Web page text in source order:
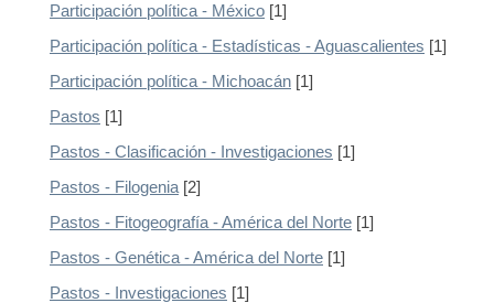
Participación política - México [1]
Participación política - Estadísticas - Aguascalientes [1]
Participación política - Michoacán [1]
Pastos [1]
Pastos - Clasificación - Investigaciones [1]
Pastos - Filogenia [2]
Pastos - Fitogeografía - América del Norte [1]
Pastos - Genética - América del Norte [1]
Pastos - Investigaciones [1]